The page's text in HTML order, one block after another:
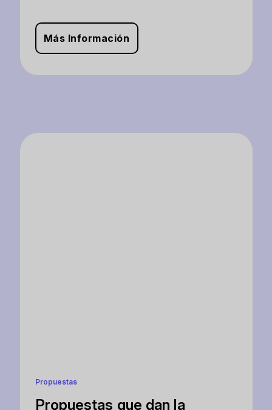
Más Información
Propuestas
Propuestas que dan la